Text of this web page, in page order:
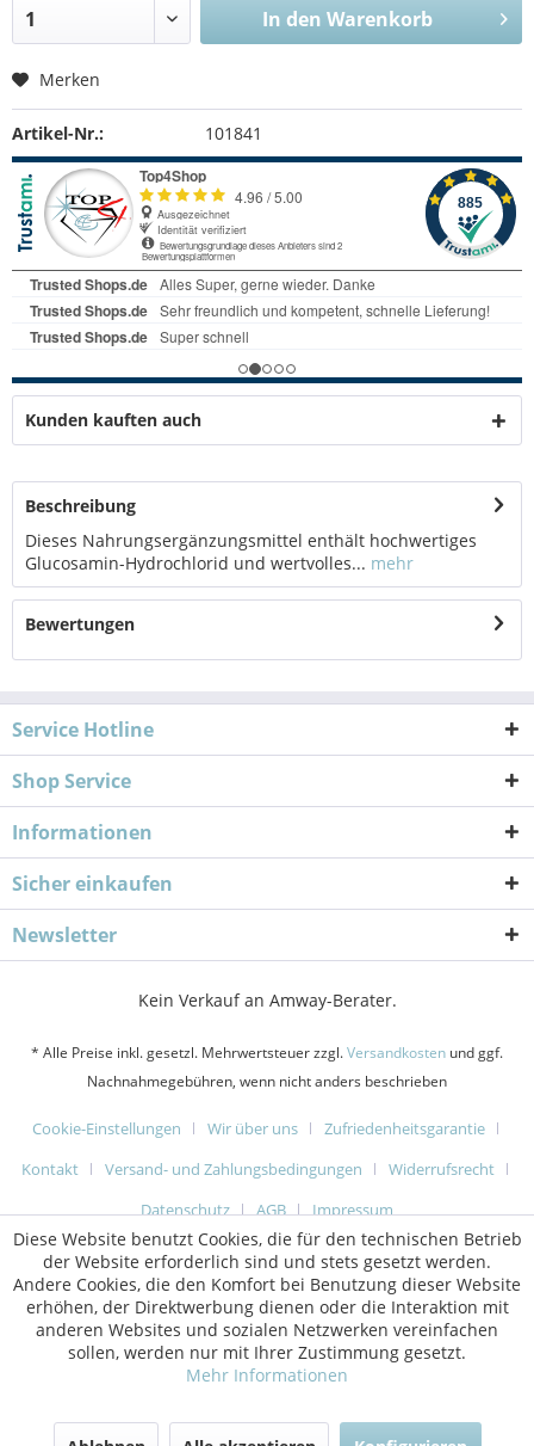
In den Warenkorb
Merken
Artikel-Nr.: 101841
Kunden kauften auch
Beschreibung
Dieses Nahrungsergänzungsmittel enthält hochwertiges
Glucosamin-Hydrochlorid und wertvolles... mehr
Bewertungen
Service Hotline
Shop Service
Informationen
Sicher einkaufen
Newsletter
Kein Verkauf an Amway-Berater.
* Alle Preise inkl. gesetzl. Mehrwertsteuer zzgl.Versandkosten und ggf.
Nachnahmegebühren, wenn nicht anders beschrieben
Cookie-Einstellungen Wir über uns
Zufriedenheitsgarantie
Kontakt
Versand- und Zahlungsbedingungen
Widerrufsrecht
Datenschutz
AGB Impressum
Diese Website benutzt Cookies, die für den technischen Betrieb
der Website erforderlich sind und stets gesetzt werden.
Andere Cookies, die den Komfort bei Benutzung dieser Website
erhöhen, der Direktwerbung dienen oder die Interaktion mit
anderen Websites und sozialen Netzwerken vereinfachen
sollen, werden nur mit Ihrer Zustimmung gesetzt.
Mehr Informationen